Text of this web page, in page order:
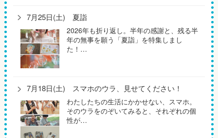
7月25日(土) 夏詣
2026年も折り返し。半年の感謝と、残る半
年の無事を願う「夏詣」を特集しまし
た！…
7月18日(土) スマホのウラ、見せてください！
わたしたちの生活にかかせない、スマホ。
そのウラをのぞいてみると、それぞれの個
性が…